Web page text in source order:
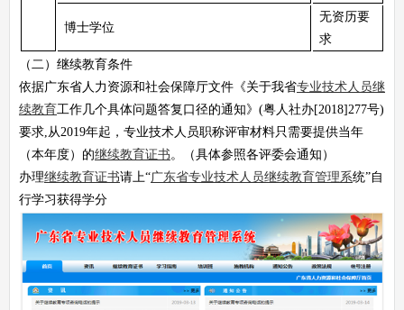
博士学位
无资历要
求
（二）继续教育条件
依据广东省人力资源和社会保障厅文件《关于我省专业技术人员继
续教育工作几个具体问题答复口径的通知》(粤人社办[2018]277号)
要求,从2019年起，专业技术人员职称评审材料只需要提供当年
（本年度）的继续教育证书。（具体参照各评委会通知）
办理继续教育证书请上“广东省专业技术人员继续教育管理系统”自
行学习获得学分